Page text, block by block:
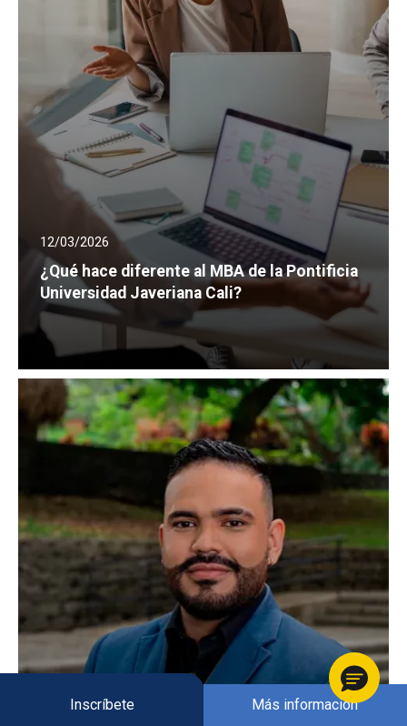
Inscríbete Más información
12/03/2026
¿Qué hace diferente al MBA de la Pontificia
Universidad Javeriana Cali?